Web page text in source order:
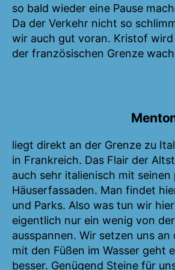
so bald wieder eine Pause
Da der Verkehr nicht so
wir auch gut voran. Kristof
der französischen Grenze
liegt direkt an der Grenze zu
in Frankreich. Das Flair der
auch sehr italienisch mit
Häuserfassaden. Man findet
und Parks. Also was tun wir
eigentlich nur ein wenig von
ausspannen. Wir setzen uns an
mit den Füßen im Wasser geht
besser. Genügend Steine für